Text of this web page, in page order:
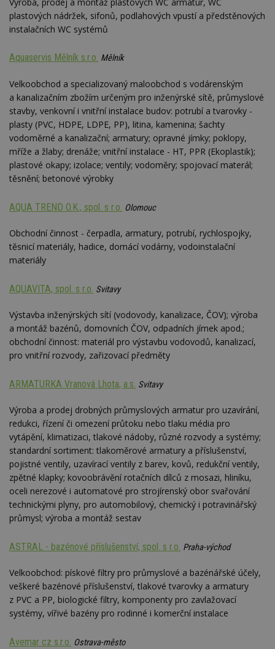
plastových nádržek, sifonů, podlahových vpustí a předstěnových
instalačních WC systémů
Aquaservis Mělník s.r.o. Mělník
Velkoobchod a specializovaný maloobchod s vodárenským
a kanalizačním zbožím určeným pro inženýrské sítě, průmyslové
stavby, venkovní i vnitřní instalace budov: potrubí a tvarovky -
plasty (PVC, HDPE, LDPE, PP), litina, kamenina; šachty
vodoměrné a kanalizační; armatury; opravné jímky; poklopy,
mříže a žlaby; drenáže; vnitřní instalace - HT, PPR (Ekoplastik);
plastové okapy; izolace; ventily; vodoměry; spojovací materál;
těsnění; betonové výrobky
AQUA TREND O.K., spol. s r.o. Olomouc
Obchodní činnost - čerpadla, armatury, potrubí, rychlospojky,
těsnicí materiály, hadice, domácí vodárny, vodoinstalační
materiály
AQUAVITA, spol. s r.o. Svitavy
Výstavba inženýrských sítí (vodovody, kanalizace, ČOV); výroba
a montáž bazénů, domovních ČOV, odpadních jímek apod.;
obchodní činnost: materiál pro výstavbu vodovodů, kanalizací,
pro vnitřní rozvody, zařizovací předměty
ARMATURKA Vranová Lhota, a.s. Svitavy
Výroba a prodej drobných průmyslových armatur pro uzavírání,
redukci, řízení či omezení průtoku nebo tlaku média pro
vytápění, klimatizaci, tlakové nádoby, různé rozvody a systémy;
standardní sortiment: tlakoměrové armatury a příslušenství,
pojistné ventily, uzavírací ventily z barev, kovů, redukční ventily,
zpětné klapky; kovoobrávění rotačních dílců z mosazi, hliníku,
oceli nerezové i automatové pro strojírenský obor svařování
technickými plyny, pro automobilový, chemický i potravinářský
průmysl; výroba a montáž sestav
ASTRAL - bazénové příslušenství, spol. s r.o. Praha-východ
Velkoobchod: pískové filtry pro průmyslové a bazénářské účely,
veškeré bazénové příslušenství, tlakové tvarovky a armatury
z PVC a PP, biologické filtry, komponenty pro zavlažovací
systémy, vířivé bazény pro rodinné i komerční instalace
Avemar cz s.r.o. Ostrava-město